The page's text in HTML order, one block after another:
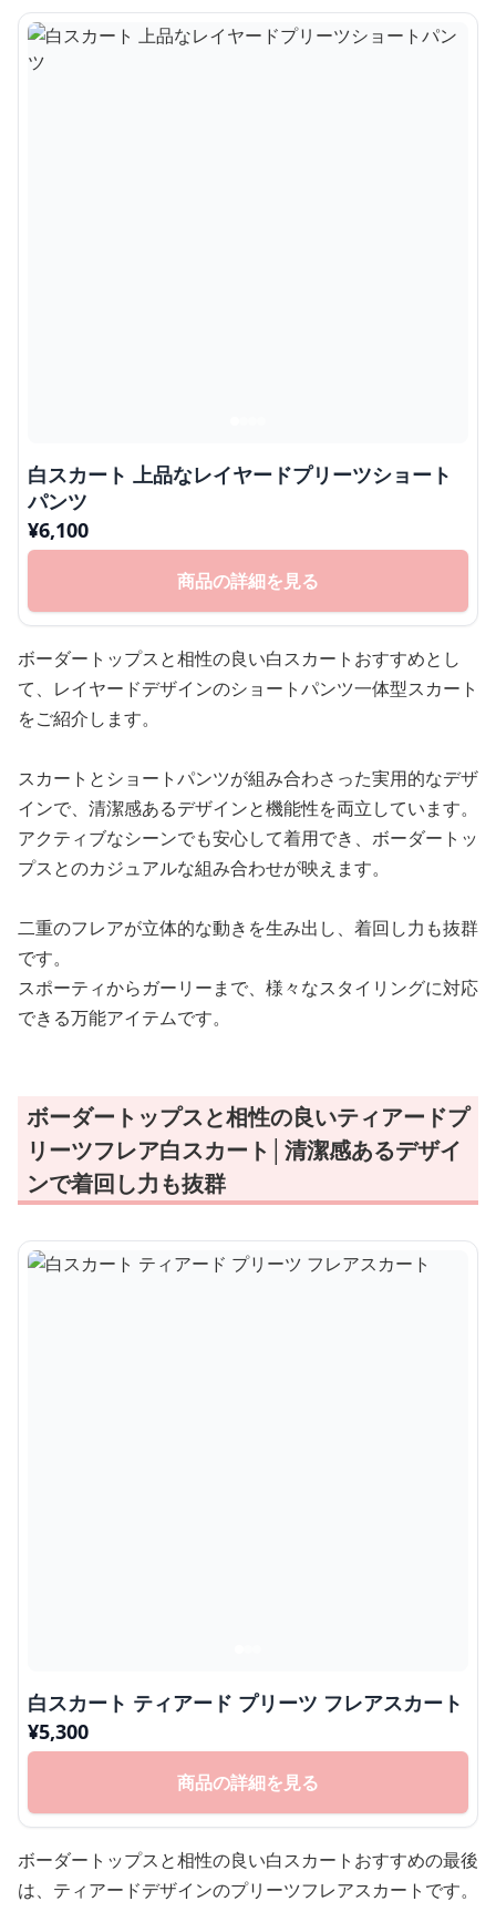
白スカート 上品なレイヤードプリーツショート
パンツ
¥6,100
商品の詳細を見る
ボーダートップスと相性の良い白スカートおすすめとし
て、レイヤードデザインのショートパンツ一体型スカート
をご紹介します。
スカートとショートパンツが組み合わさった実用的なデザ
インで、清潔感あるデザインと機能性を両立しています。
アクティブなシーンでも安心して着用でき、ボーダートッ
プスとのカジュアルな組み合わせが映えます。
二重のフレアが立体的な動きを生み出し、着回し力も抜群
です。
スポーティからガーリーまで、様々なスタイリングに対応
できる万能アイテムです。
ボーダートップスと相性の良いティアードプ
リーツフレア白スカート│清潔感あるデザイ
ンで着回し力も抜群
白スカート ティアード プリーツ フレアスカート
¥5,300
商品の詳細を見る
ボーダートップスと相性の良い白スカートおすすめの最後
は、ティアードデザインのプリーツフレアスカートです。